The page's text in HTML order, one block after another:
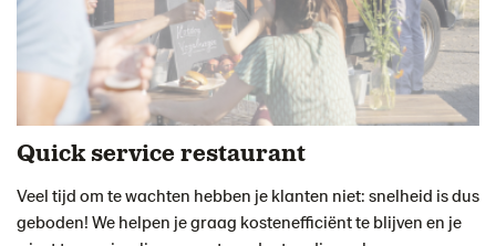
Quick service restaurant
Veel tijd om te wachten hebben je klanten niet: snelheid is dus
geboden! We helpen je graag kostenefficiënt te blijven en je